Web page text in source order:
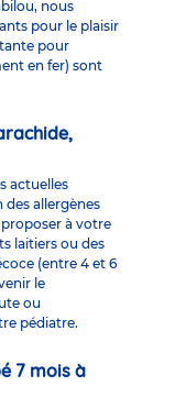
nous
pour le plaisir
pour
en fer) sont
actuelles
allergènes
à votre
laitiers ou des
(entre 4 et 6
le
ou
pédiatre.
7 mois à